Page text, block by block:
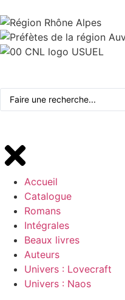
Accueil
Catalogue
Romans
Intégrales
Beaux livres
Auteurs
Univers : Lovecraft
Univers : Naos